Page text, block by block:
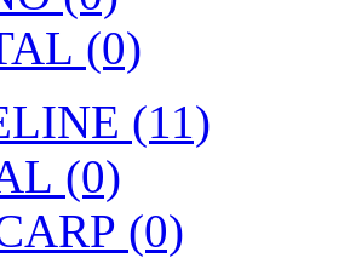
(0)
(11)
(0)
(0)